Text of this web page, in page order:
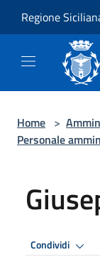
Regione
Home >
Personale
Condividi